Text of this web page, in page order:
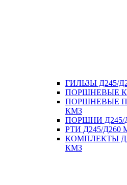
ГИЛЬЗЫ Д245/
ПОРШНЕВЫЕ
ПОРШНЕВЫЕ
КМЗ
ПОРШНИ Д245/
РТИ Д245/Д260
КОМПЛЕКТЫ
КМЗ